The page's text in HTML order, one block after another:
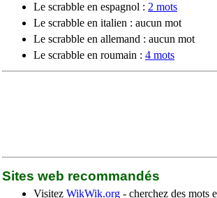
Le scrabble en espagnol : 2 mots
Le scrabble en italien : aucun mot
Le scrabble en allemand : aucun mot
Le scrabble en roumain : 4 mots
Sites web recommandés
Visitez WikWik.org - cherchez des mots